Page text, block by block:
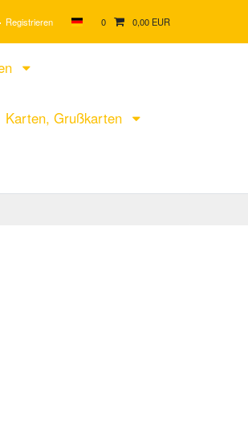
Registrieren 0 0,00 EUR
Karten, Grußkarten